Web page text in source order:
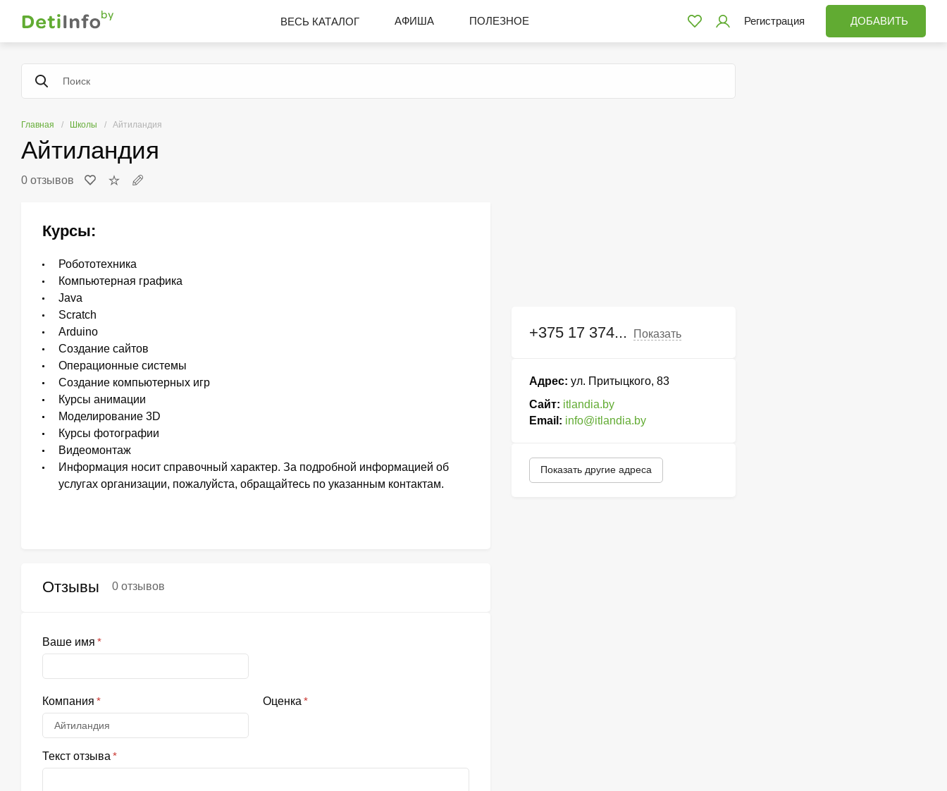
ВЕСЬ КАТАЛОГ АФИША ПОЛЕЗНОЕ Регистрация ДОБАВИТЬ
Главная Школы Айтиландия
Айтиландия
0 отзывов
Курсы:
Робототехника
Компьютерная графика
Java
Scratch
Arduino
Создание сайтов
Операционные системы
Создание компьютерных игр
Курсы анимации
Моделирование 3D
Курсы фотографии
Видеомонтаж
Информация носит справочный характер. За подробной информацией об
услугах организации, пожалуйста, обращайтесь по указанным контактам.
Отзывы 0 отзывов
Ваше имя
Компания Оценка
Текст отзыва
+375 17 374... Показать
Адрес: ул. Притыцкого, 83
Сайт: itlandia.by
Email: info@itlandia.by
Показать другие адреса